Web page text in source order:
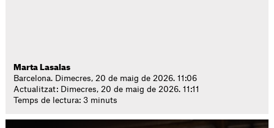
Marta Lasalas
Barcelona. Dimecres, 20 de maig de 2026. 11:06
Actualitzat: Dimecres, 20 de maig de 2026. 11:11
Temps de lectura: 3 minuts